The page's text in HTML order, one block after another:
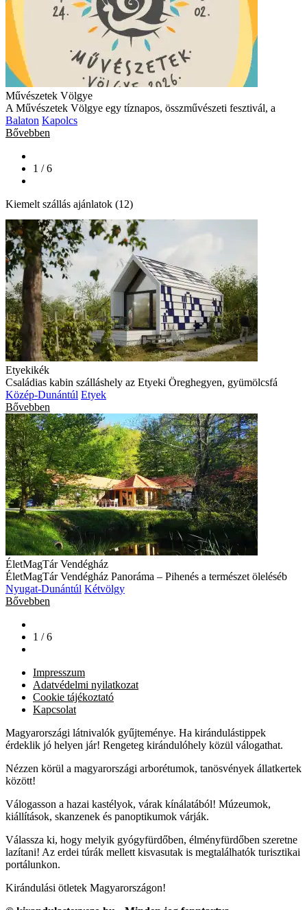
Művészetek Völgye
A Művészetek Völgye egy tíznapos, összművészeti fesztivál, a
Balaton Kapolcs
Bővebben
1 / 6
Kiemelt szállás ajánlatok (12)
Etyekikék
Családias kabin szálláshely az Etyeki Öreghegyen, gyümölcsfá
Közép-Dunántúl Etyek
Bővebben
ÉletMagTár Vendégház
ÉletMagTár Vendégház Panoráma – Pihenés a természet öleléséb
Nyugat-Dunántúl Kétvölgy
Bővebben
1 / 6
Impresszum
Adatvédelmi nyilatkozat
Cookie tájékoztató
Kapcsolat
Magyarországi látnivalók gyűjteménye. Ha kirándulástippek
érdeklik jó helyen jár! Rengeteg kirándulóhely közül válogathat.
Nézzen körül a magyarországi arborétumok, tanösvények állatkertek
között!
Válogasson a hazai kastélyok, várak kínálatából! Múzeumok,
kiállítások, skanzenek és panoptikumok várják.
Válassza ki, hogy melyik gyógyfürdőben, élményfürdőben szeretne
lazítani! Az erdei túrák mellett kisvasutak is megtalálhatók turisztikai
portálunkon.
Kirándulási ötletek Magyarországon!